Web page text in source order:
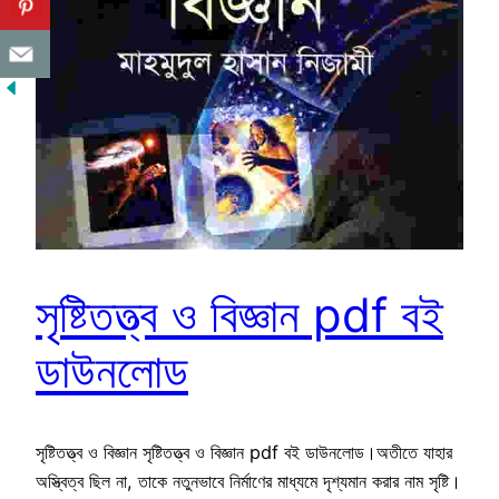
সৃষ্টিতত্ত্ব ও বিজ্ঞান pdf বই
ডাউনলোড
সৃষ্টিতত্ত্ব ও বিজ্ঞান সৃষ্টিতত্ত্ব ও বিজ্ঞান pdf বই ডাউনলোড।অতীতে যাহার
অস্ত্বিত্ব ছিল না, তাকে নতুনভাবে নির্মাণের মাধ্যমে দৃশ্যমান করার নাম সৃষ্টি।